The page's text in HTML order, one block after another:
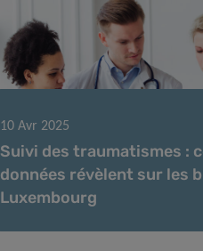
10 Avr 2025
Suivi des traumatismes :
données révèlent sur les
Luxembourg